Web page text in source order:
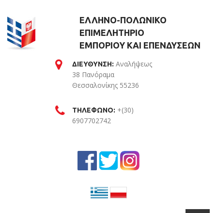
ΕΛΛΗΝΟ-ΠΟΛΩΝΙΚΟ
ΕΠΙΜΕΛΗΤΗΡΙΟ
ΕΜΠΟΡΙΟΥ ΚΑΙ ΕΠΕΝΔΥΣΕΩΝ
ΔΙΕΥΘΥΝΣΗ: Αναλήψεως
38 Πανόραμα
Θεσσαλονίκης 55236
ΤΗΛΕΦΩΝΟ: +(30)
6907702742